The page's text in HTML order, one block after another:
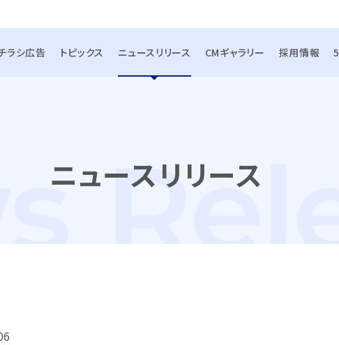
ラシ広告 トピックス ニュースリリース CMギャラリー 採用情報
ニュースリリース